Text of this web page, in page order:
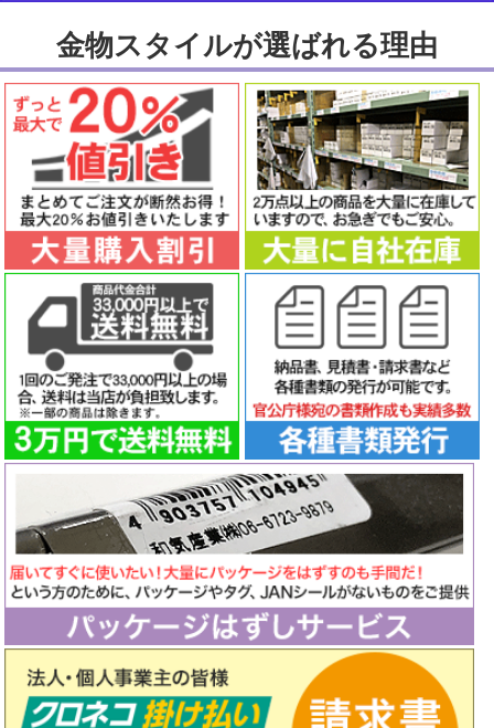
金物スタイルが選ばれる理由